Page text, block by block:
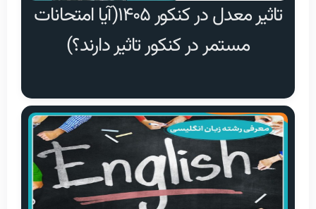
تاثیر معدل در کنکور ۱۴۰۵(آیا امتحانات
مستمر در کنکور تاثیر دارند؟)